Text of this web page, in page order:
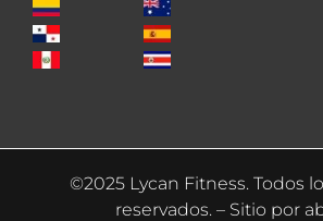
©2025 Lycan Fitness. Todos
reservados. – Sitio por